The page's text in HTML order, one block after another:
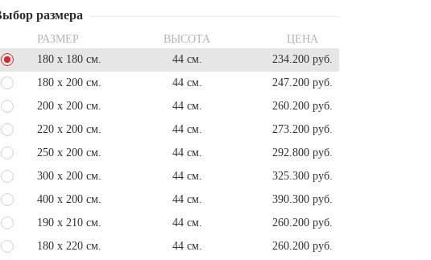
размера
РАЗМЕР ВЫСОТА
ЦЕНА
180 x 180 см.
44 см.
234.200 руб.
180 x 200 см.
44 см.
247.200 руб.
200 x 200 см.
44 см.
260.200 руб.
220 x 200 см.
44 см.
273.200 руб.
250 x 200 см.
44 см.
292.800 руб.
300 x 200 см.
44 см.
325.300 руб.
400 x 200 см.
44 см.
390.300 руб.
190 x 210 см.
44 см.
260.200 руб.
180 x 220 см.
44 см.
260.200 руб.